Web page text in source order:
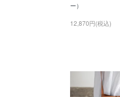
ー）
12,870円(税込)